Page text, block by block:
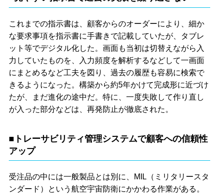
これまでの指示書は、顧客からのオーダーにより、細か
な要求事項を指示書に手書きで記載していたが、タブレ
ット等でデジタル化した。画面も当初は切替えながら入
力していたものを、入力頻度を解析するなどして一画面
にまとめるなど工夫を図り、過去の履歴も容易に検索で
きるようになった。構築から約5年かけて完成形に近づけ
たが、まだ進化の途中だ。特に、一度失敗して作り直し
が入った部分などは、再発防止が徹底された。
■トレーサビリティ管理システムで顧客への信頼性
アップ
受注品の中には一般製品とは別に、MIL（ミリタリースタ
ンダード）という航空宇宙防衛にかかわる作業がある。